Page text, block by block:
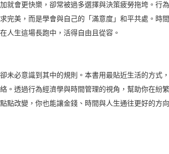
會更快樂，卻常被過多選擇與決策疲勞拖垮。行
完美，而是學會與自己的「滿意度」和平共處。時
人生這場長跑中，活得自由且從容。
未必意識到其中的規則。本書用最貼近生活的方式
。透過行為經濟學與時間管理的視角，幫助你在紛
點改變，你也能讓金錢、時間與人生通往更好的方向